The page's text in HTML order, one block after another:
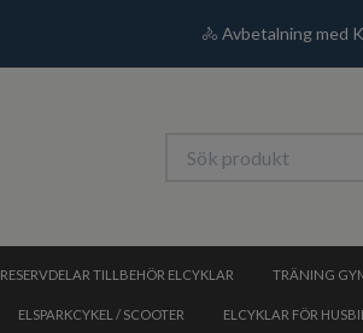
🚴 Avbetalning med
RESERVDELAR TILLBEHÖR ELCYKLAR TRÄNING
ELSPARKCYKEL / SCOOTER ELCYKLAR FÖR